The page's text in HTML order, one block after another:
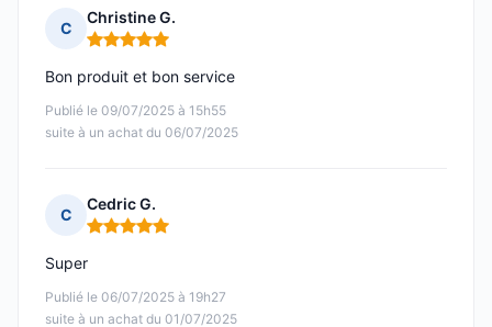
C
Christine G.
Note : 5 sur 5
Publié le 09/07/2025 à 15h55
suite à un achat du 06/07/2025
Bon produit et bon service
C
Cedric G.
Note : 5 sur 5
Publié le 06/07/2025 à 19h27
suite à un achat du 01/07/2025
Super